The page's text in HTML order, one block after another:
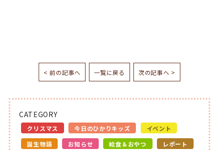
< 前の記事へ 一覧に戻る 次の記事へ >
CATEGORY
クリスマス 今日のひかりキッズ
イベント
誕生物語
お知らせ 給食＆おやつ レポート